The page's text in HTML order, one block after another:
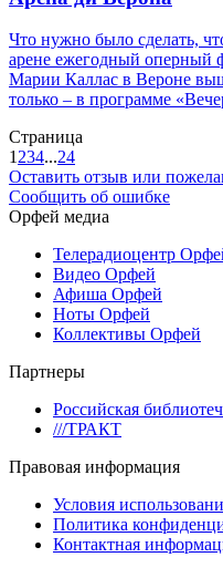
Что нужно было сделать,
арене ежегодный оперный
Марии Каллас в Вероне
только – в программе
Страница
1 234...24
Оставить отзыв или
Сообщить об ошибке
Орфей медиа
Телерадиоцентр
Видео Орфей
Афиша Орфей
Ноты Орфей
Коллективы Орфей
Партнеры
Российская
///ТРАКТ
Правовая информация
Условия
Политика
Контактная